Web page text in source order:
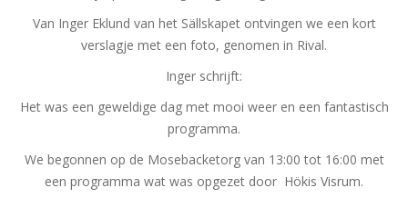
Van Inger Eklund van het Sällskapet ontvingen we een kort
verslagje met een foto, genomen in Rival.
Inger schrijft:
Het was een geweldige dag met mooi weer en een fantastisch
programma.
We begonnen op de Mosebacketorg van 13:00 tot 16:00 met
een programma wat was opgezet door Hökis Visrum.